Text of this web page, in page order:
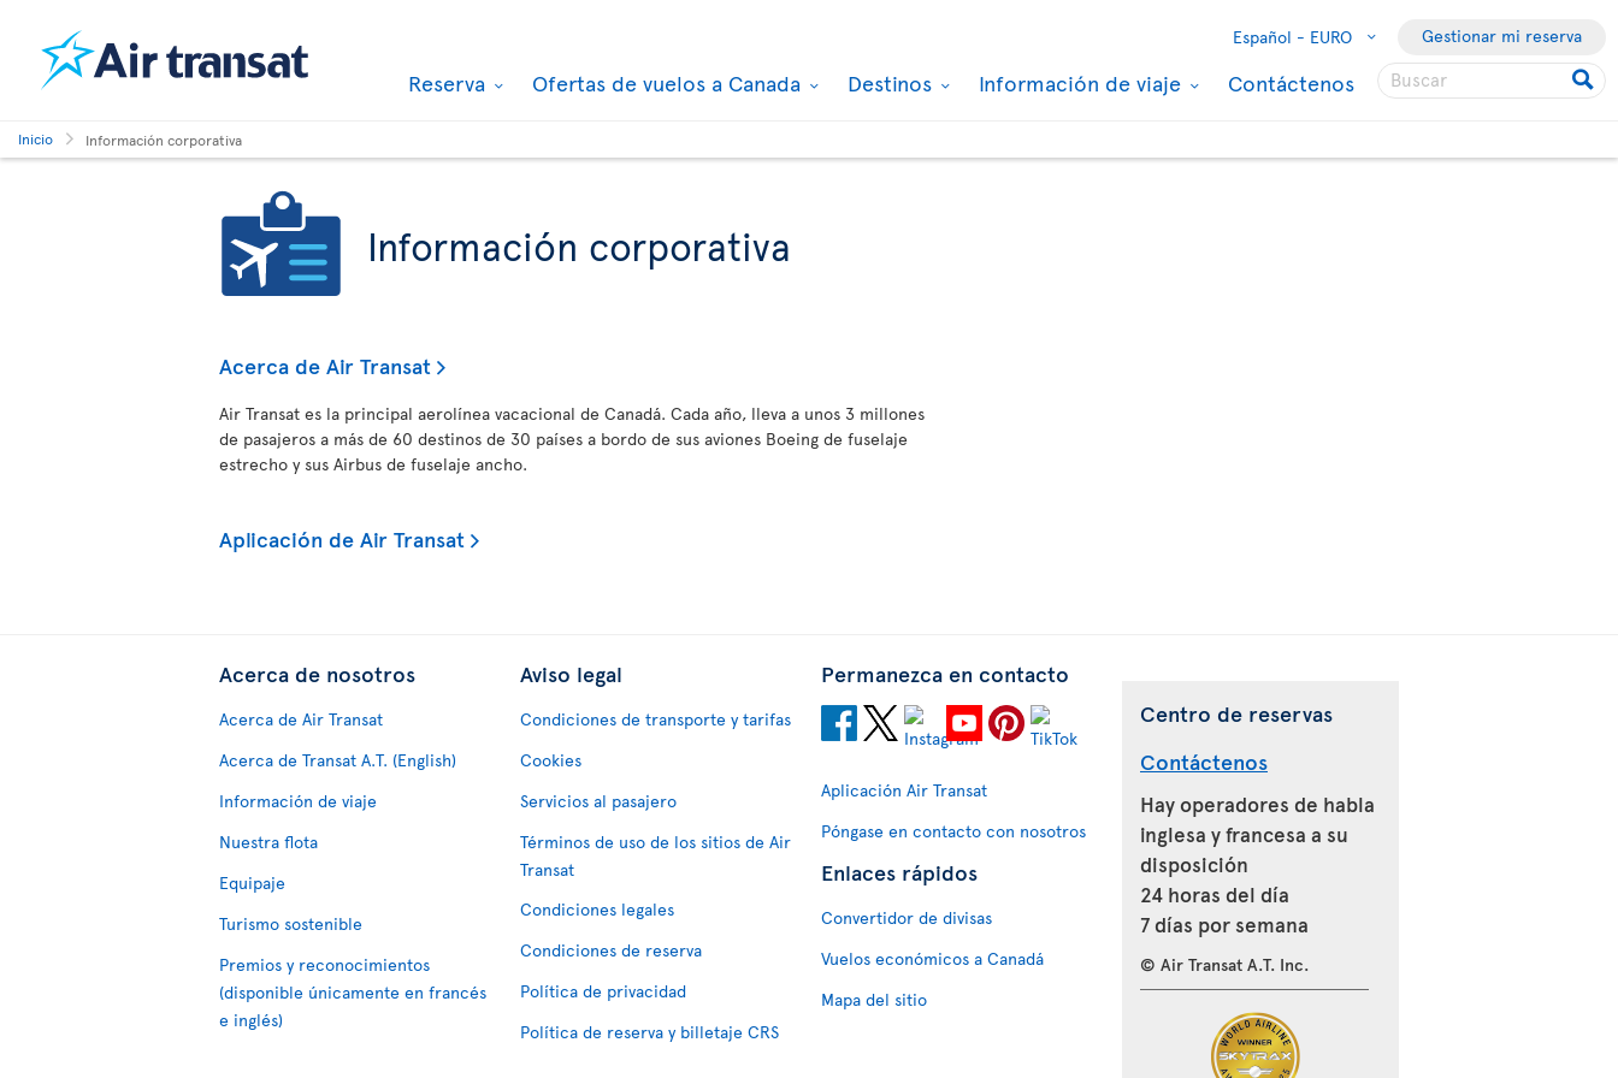
Español - EURO Gestionar mi reserva
Reserva Ofertas de vuelos a Canada Destinos Información de viaje Contáctenos
Inicio Información corporativa
Información corporativa
Acerca de Air Transat
Air Transat es la principal aerolínea vacacional de Canadá. Cada año, lleva a unos 3 millones
de pasajeros a más de 60 destinos de 30 países a bordo de sus aviones Boeing de fuselaje
estrecho y sus Airbus de fuselaje ancho.
Aplicación de Air Transat
Acerca de nosotros
Acerca de Air Transat
Acerca de Transat A.T. (English)
Información de viaje
Nuestra flota
Equipaje
Turismo sostenible
Premios y reconocimientos
(disponible únicamente en francés
e inglés)
Aviso legal
Condiciones de transporte y tarifas
Cookies
Servicios al pasajero
Términos de uso de los sitios de Air
Transat
Condiciones legales
Condiciones de reserva
Política de privacidad
Política de reserva y billetaje CRS
Permanezca en contacto
Aplicación Air Transat
Póngase en contacto con nosotros
Enlaces rápidos
Convertidor de divisas
Vuelos económicos a Canadá
Mapa del sitio
Centro de reservas
Contáctenos
Hay operadores de habla
inglesa y francesa a su
disposición
24 horas del día
7 días por semana
© Air Transat A.T. Inc.